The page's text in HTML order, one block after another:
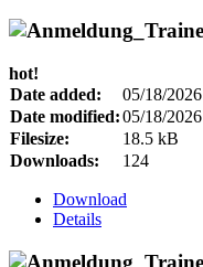
hot!
Date added:
05/18/2026
Date modified:05/18/2026
Filesize:
18.5 kB
Downloads:
124
Download
Details